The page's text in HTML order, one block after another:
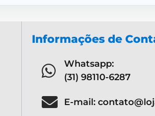
Informações de
Whatsapp:
(31) 98110-6287
E-mail: